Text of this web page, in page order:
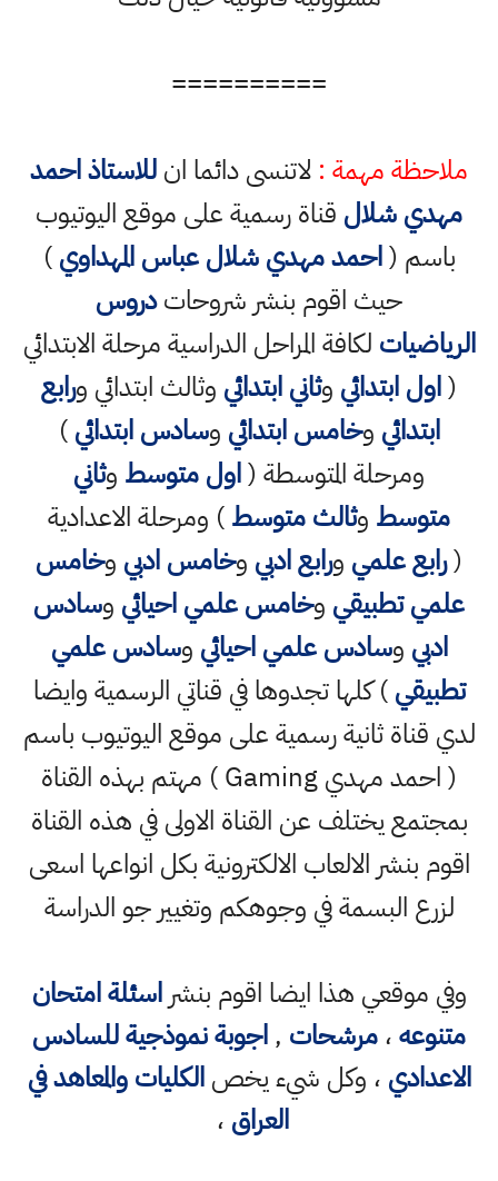
==========
ملاحظة مهمة : لاتنسى دائما انللاستاذ احمد
مهدي شلال قناة رسمية على موقع اليوتيوب
باسم (احمد مهدي شلال عباس المهداوي)
حيث اقوم بنشر شروحاتدروس
الرياضيات لكافة المراحل الدراسية مرحلة الابتدائي
(اول ابتدائي وثاني ابتدائي وثالث ابتدائي ورابع
ابتدائي وخامس ابتدائي وسادس ابتدائي)
ومرحلة المتوسطة (اول متوسط وثاني
متوسط وثالث متوسط) ومرحلة الاعدادية
(رابع علمي ورابع ادبي وخامس ادبي وخامس
علمي تطبيقي وخامس علمي احيائي وسادس
ادبي وسادس علمي احيائي وسادس علمي
تطبيقي) كلها تجدوها في قناتي الرسمية وايضا
لدي قناة ثانية رسمية على موقع اليوتيوب باسم
( احمد مهدي Gaming ) مهتم بهذه القناة
بمجتمع يختلف عن القناة الاولى في هذه القناة
اقوم بنشر الالعاب الالكترونية بكل انواعها اسعى
لزرع البسمة في وجوهكم وتغيير جو الدراسة
وفي موقعي هذا ايضا اقوم بنشراسئلة امتحان
متنوعه،مرشحات ,اجوبة نموذجية للسادس
الاعدادي ، وكل شيء يخصالكليات والمعاهد في
العراق ،